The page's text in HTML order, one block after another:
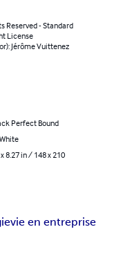
Reserved - Standard
License
Jérôme Vuittenez
Perfect Bound
8.27 in / 148 x 210
vie en entreprise